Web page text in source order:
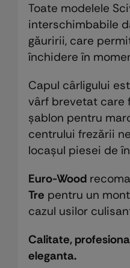
Toate modelele
interschimbabile
găuririi, care
închidere în
Capul cârligului
vârf brevetat care
șablon pentru
centrului frezării
locașul piesei de
Euro-Wood
Tre pentru un
cazul usilor
Calitate,
eleganta.